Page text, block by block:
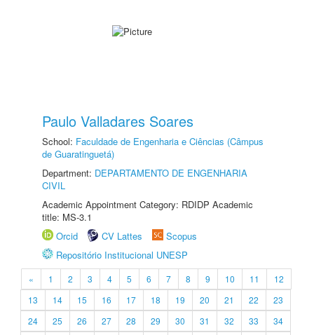
Paulo Valladares Soares
School: Faculdade de Engenharia e Ciências (Câmpus
de Guaratinguetá)
Department: DEPARTAMENTO DE ENGENHARIA
CIVIL
Academic Appointment Category: RDIDP Academic
title: MS-3.1
Orcid
CV Lattes
Scopus
Repositório Institucional UNESP
« 1 2 3 4 5 6 7 8 9 10 11
12
13
14 15 16 17 18 19 20 21 22
23
24
25 26 27 28 29 30 31 32 33
34